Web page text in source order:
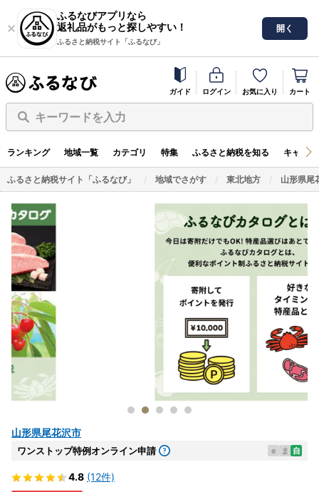
ふるなびアプリなら
返礼品がもっと探しやすい！
ふるさと納税サイト「ふるなび」
開く
ガイド ログイン お気に入り カート
キーワードを入力
ランキング 地域一覧 カテゴリ 特集 ふるさと納税を知る キャン
ふるさと納税サイト「ふるなび」 地域でさがす 東北地方 山形県尾
山形県尾花沢市
ワンストップ特例オンライン申請 e ま 自
4.8 (12件)